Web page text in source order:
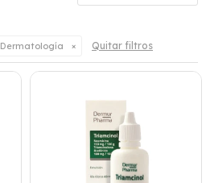
Dermatología Quitar filtros